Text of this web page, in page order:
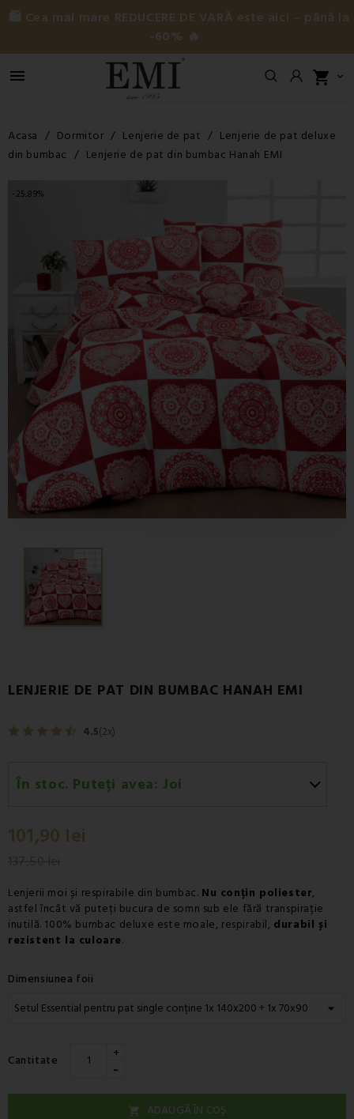
🛍️ Cea mai mare REDUCERE DE VARĂ este aici – până la
-60% 🔥
 shopping_cart 
Acasa Dormitor Lenjerie de pat
Lenjerie de pat deluxe
din bumbac
Lenjerie de pat din bumbac Hanah EMI
-25,89%
LENJERIE DE PAT DIN BUMBAC HANAH EMI
4.5(2x)
În stoc. Puteți avea: Joi
Joi 13.08-
101,90 lei
Lenjerii moi și respirabile din bumbac. Nu conțin poliester,
astfel încât vă puteți bucura de somn sub ele fără transpirație
inutilă. 100% bumbac deluxe este moale, respirabil, durabil și
rezistent la culoare.
Dimensiunea foii
Cantitate +
-
 ADAUGĂ ÎN COȘ